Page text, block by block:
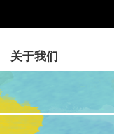
关于我们